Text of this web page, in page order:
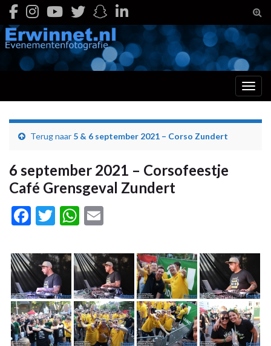
Terug naar 5 & 6 september 2021 – Corso Zundert
6 september 2021 – Corsofeestje
Café Grensgeval Zundert
Facebook
TwitterWhatsApp